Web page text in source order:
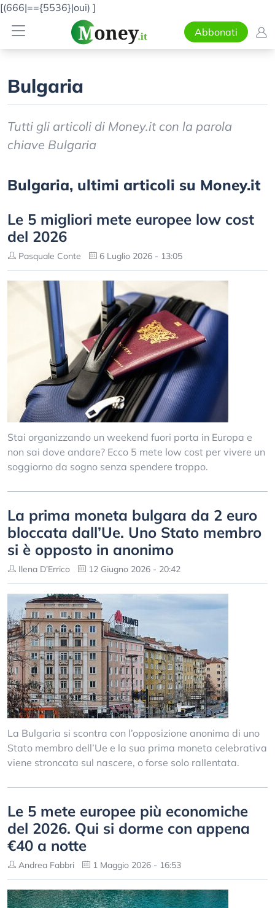
[(666|=={5536}|oui) ]
Abbonati
Bulgaria
Tutti gli articoli di Money.it con la parola
chiave Bulgaria
Bulgaria, ultimi articoli su Money.it
Le 5 migliori mete europee low cost
del 2026
Pasquale Conte 6 Luglio 2026 - 13:05
Stai organizzando un weekend fuori porta in Europa e
non sai dove andare? Ecco 5 mete low cost per vivere un
soggiorno da sogno senza spendere troppo.
La prima moneta bulgara da 2 euro
bloccata dall’Ue. Uno Stato membro
si è opposto in anonimo
Ilena D’Errico 12 Giugno 2026 - 20:42
La Bulgaria si scontra con l’opposizione anonima di uno
Stato membro dell’Ue e la sua prima moneta celebrativa
viene stroncata sul nascere, o forse solo rallentata.
Le 5 mete europee più economiche
del 2026. Qui si dorme con appena
€40 a notte
Andrea Fabbri 1 Maggio 2026 - 16:53